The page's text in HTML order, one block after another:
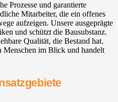
Prozesse und garantierte
Mitarbeiter, die ein offenes
aufzeigen. Unsere ausgeprägte
und schützt die Bausubstanz.
Qualität, die Bestand hat.
Menschen im Blick und handelt